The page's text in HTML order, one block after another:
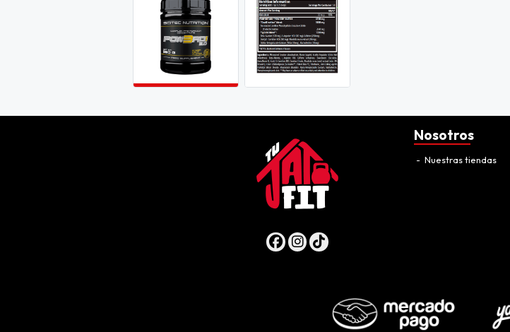
Nosotros
Nuestras tiendas